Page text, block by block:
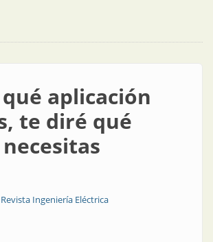
aplicación
te diré qué
Revista Ingeniería Eléctrica